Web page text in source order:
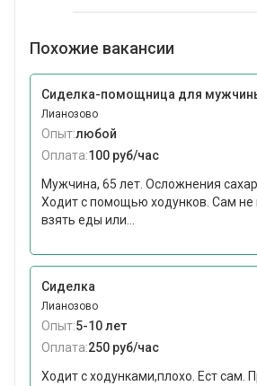
Похожие вакансии
Сиделка-помощница для
Лианозово
Опыт:любой
Оплата:100 руб/час
Мужчина, 65 лет. Осложнения
Ходит с помощью ходунков. Сам не
взять еды или...
Сиделка
Лианозово
Опыт:5-10 лет
Оплата:250 руб/час
Ходит с ходунками,плохо. Ест сам.